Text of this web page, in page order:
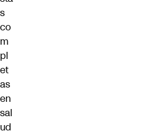
s
co
m
pl
et
as
en
sal
ud